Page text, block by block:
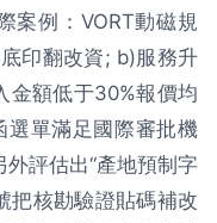
案例：VORT動磁規
印翻改資; b)服務升
金額低于30%報價均
單滿足國際審批機
評估出“產地預制字
把核勘驗證貼碼補改